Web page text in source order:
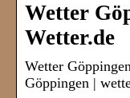
Wetter
Wetter.de
Wetter
Göppingen |